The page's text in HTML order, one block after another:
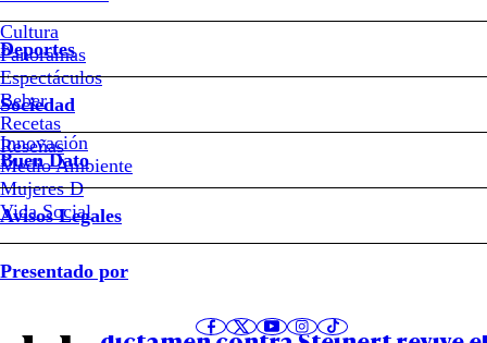
Cultura
Panoramas
Espectáculos
Beber
Recetas
Reseñas
Deportes
Sociedad
Innovación
Medio Ambiente
Mujeres D
Vida Social
Buen Dato
Avisos Legales
Presentado por
Pese
a
resistencia
inicial:
figuras
Notas relacionadas
02 de Julio de 2026
La herida que la Contraloría